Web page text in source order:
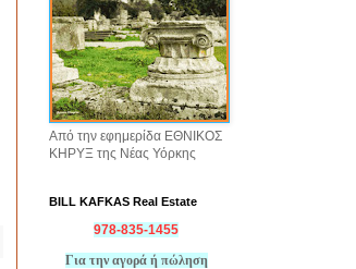
Από την εφημερίδα ΕΘΝΙΚΟΣ
ΚΗΡΥΞ της Νέας Υόρκης
BILL KAFKAS Real Estate
978-835-1455
Για την αγορά ή πώληση